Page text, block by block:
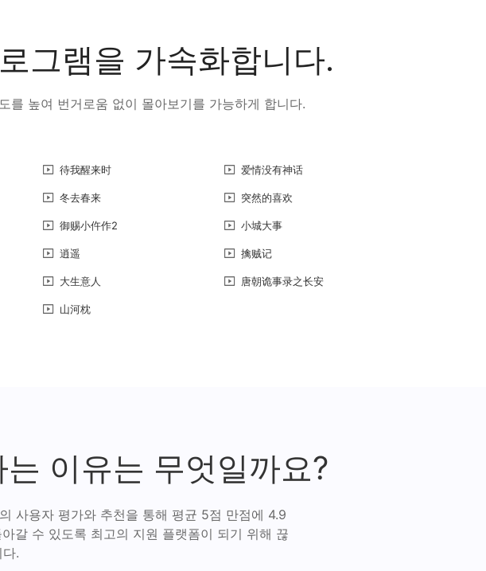
그램을 가속화합니다.
를 높여 번거로움 없이 몰아보기를 가능하게 합니다.
待我醒来时 爱情没有神话
冬去春来 突然的喜欢
御赐小仵作2 小城大事
逍遥 擒贼记
大生意人 唐朝诡事录之长安
山河枕
이유는 무엇일까요?
사용자 평가와 추천을 통해 평균 5점 만점에 4.9
갈 수 있도록 최고의 지원 플랫폼이 되기 위해 끊
.